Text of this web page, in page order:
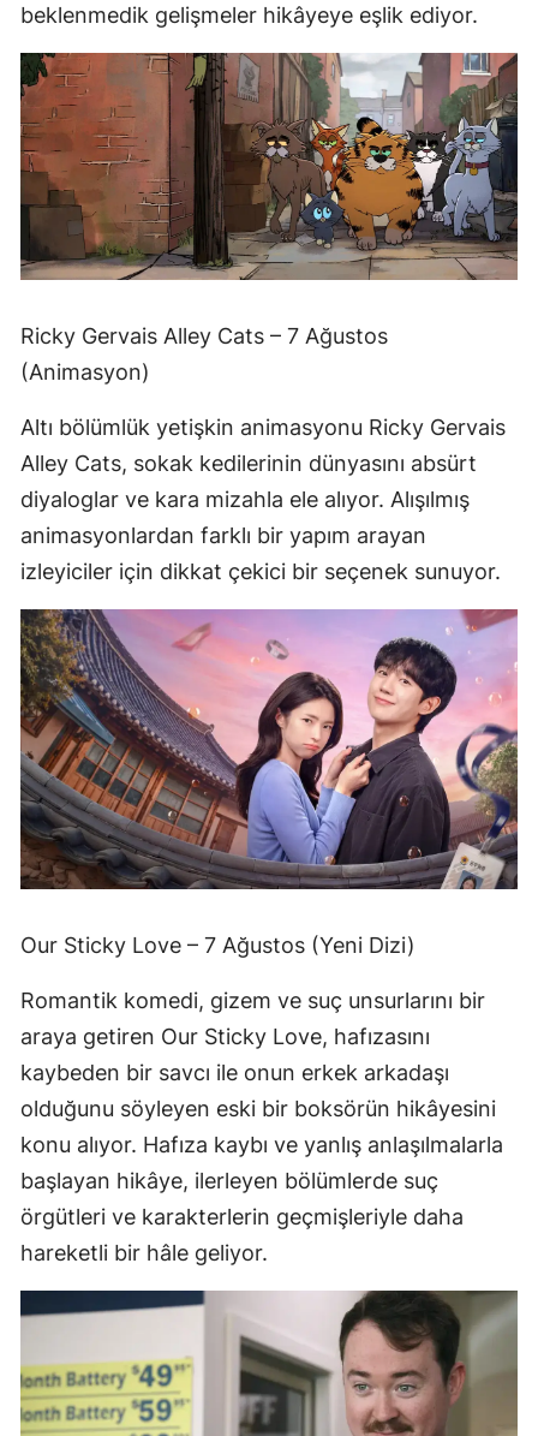
beklenmedik gelişmeler hikâyeye eşlik ediyor.
Ricky Gervais Alley Cats – 7 Ağustos
(Animasyon)
Altı bölümlük yetişkin animasyonu Ricky Gervais
Alley Cats, sokak kedilerinin dünyasını absürt
diyaloglar ve kara mizahla ele alıyor. Alışılmış
animasyonlardan farklı bir yapım arayan
izleyiciler için dikkat çekici bir seçenek sunuyor.
Our Sticky Love – 7 Ağustos (Yeni Dizi)
Romantik komedi, gizem ve suç unsurlarını bir
araya getiren Our Sticky Love, hafızasını
kaybeden bir savcı ile onun erkek arkadaşı
olduğunu söyleyen eski bir boksörün hikâyesini
konu alıyor. Hafıza kaybı ve yanlış anlaşılmalarla
başlayan hikâye, ilerleyen bölümlerde suç
örgütleri ve karakterlerin geçmişleriyle daha
hareketli bir hâle geliyor.